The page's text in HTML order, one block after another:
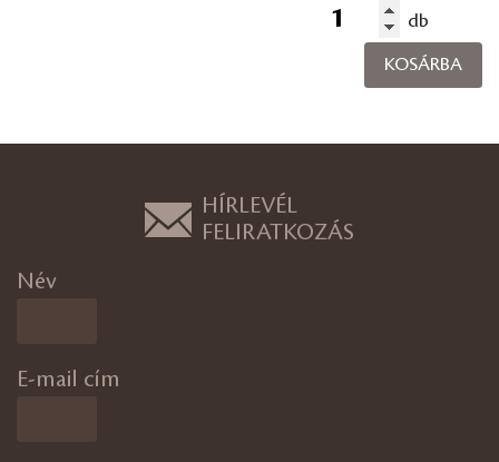
db
KOSÁRBA
HÍRLEVÉL
FELIRATKOZÁS
Név
E-mail cím